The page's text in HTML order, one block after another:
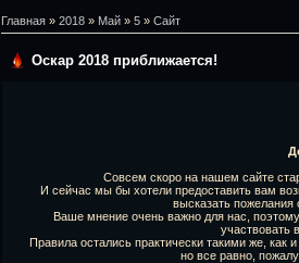
Главная » 2018 » Май » 5 » Сайт
Оскар 2018 приближается!
Совсем скоро на нашем сайте
И сейчас мы бы хотели предоставить вам
высказать пожелания
Ваше мнение очень важно для нас,
участвовать
Правила остались практически такими же,
но все равно,